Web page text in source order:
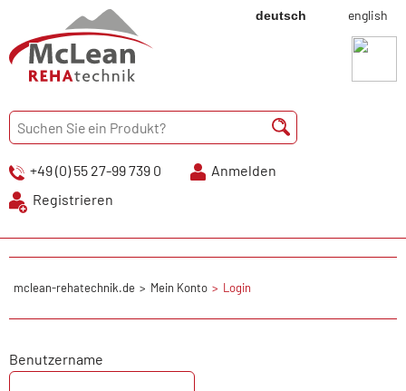
deutsch english
+49 (0) 55 27-99 739 0
Anmelden
Registrieren
mclean-rehatechnik.de Mein Konto Login
Benutzername